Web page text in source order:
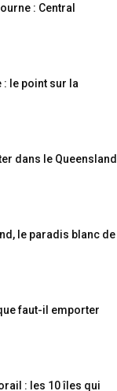
: Central
: le point sur la
dans le Queensland
le paradis blanc de
faut-il emporter
: les 10 îles qui